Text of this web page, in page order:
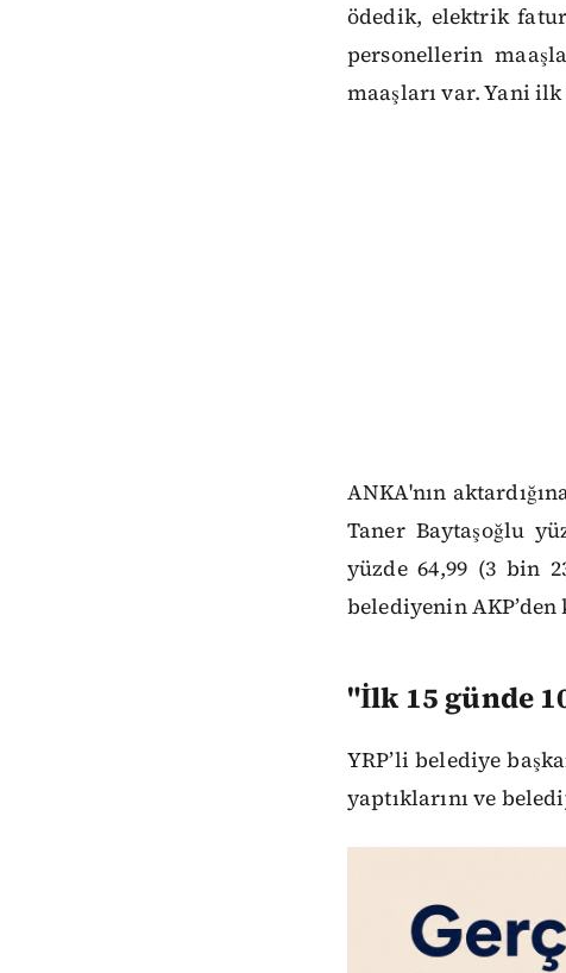
ödedik, elektrik
personellerin
maaşları var. Yani
ANKA'nın
Taner Baytaşoğlu
yüzde 64,99 (3 bin
belediyenin
"İlk 15 günde
YRP’li belediye
yaptıklarını ve